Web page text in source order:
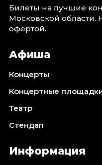
Билеты на лучшие
Московской области.
офертой.
Афиша
Концерты
Концертные
Театр
Стендап
Информация